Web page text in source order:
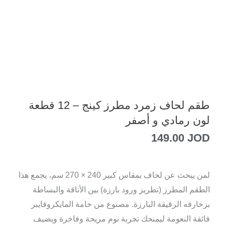
طقم لحاف زمرد مطرز كينج – 12 قطعة
لون رمادي و أصفر
149.00 JOD
لمن يبحث عن لحاف بمقاس كبير 240 × 270 سم، يجمع هذا
الطقم المطرز (تطريز ورود بارزة) بين الأناقة والبساطة
بزخارفه الرقيقة البارزة. مصنوع من خامة المايكروفايبر
فائقة النعومة ليمنحك تجربة نوم مريحة وفاخرة ويضيف